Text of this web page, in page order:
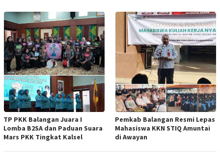
TP PKK Balangan Juara I
Lomba B2SA dan Paduan Suara
Mars PKK Tingkat Kalsel
Pemkab Balangan Resmi Lepas
Mahasiswa KKN STIQ Amuntai
di Awayan